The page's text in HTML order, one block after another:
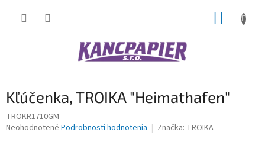
Kľúčenka, TROIKA "Heimathafen"
TROKR1710GM
Priemerné
Neohodnotené Podrobnosti hodnotenia Značka: TROIKA